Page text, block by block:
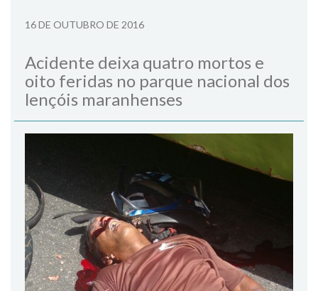
16 DE OUTUBRO DE 2016
Acidente deixa quatro mortos e
oito feridas no parque nacional dos
lençóis maranhenses